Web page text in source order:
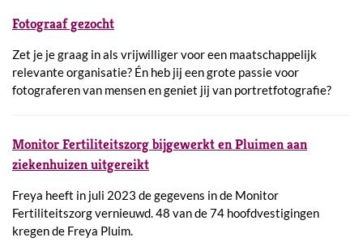
Fotograaf gezocht
Zet je je graag in als vrijwilliger voor een maatschappelijk
relevante organisatie? Én heb jij een grote passie voor
fotograferen van mensen en geniet jij van portretfotografie?
Monitor Fertiliteitszorg bijgewerkt en Pluimen aan
ziekenhuizen uitgereikt
Freya heeft in juli 2023 de gegevens in de Monitor
Fertiliteitszorg vernieuwd. 48 van de 74 hoofdvestigingen
kregen de Freya Pluim.